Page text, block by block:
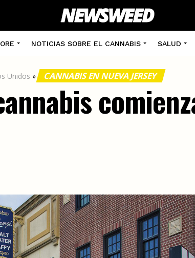
NOTICIAS SOBRE EL CANNABIS SALUD
Unidos » CANNABIS EN NUEVA JERSEY